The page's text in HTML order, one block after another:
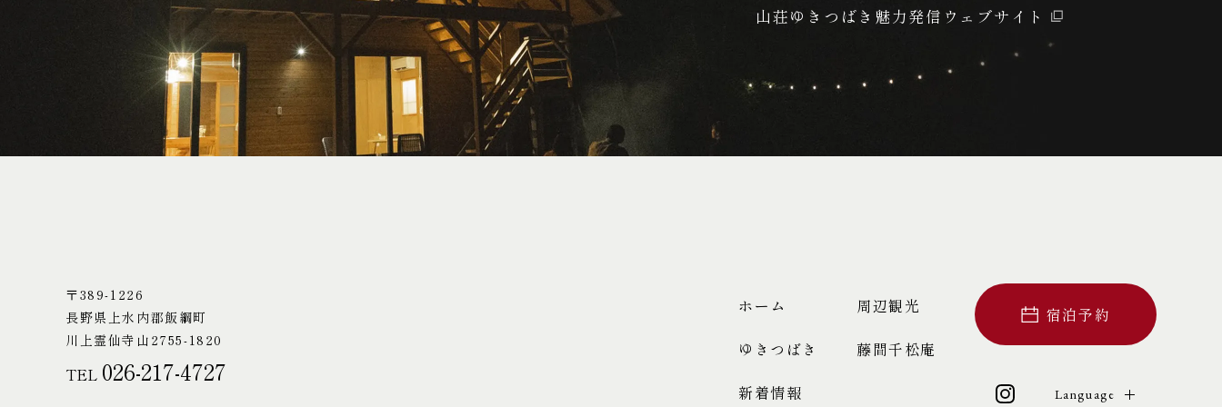
山荘ゆきつばき魅力発信ウェブサイト
〒389-1226
長野県上水内郡飯綱町
川上霊仙寺山2755-1820
TEL 026-217-4727
ホーム
周辺観光
ゆきつばき
藤間千松庵
新着情報
宿泊予約
Language